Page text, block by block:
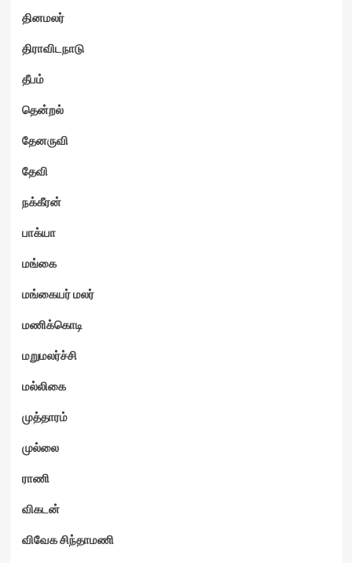
தினமலர்
திராவிடநாடு
தீபம்
தென்றல்
தேனருவி
தேவி
நக்கீரன்
பாக்யா
மங்கை
மங்கையர் மலர்
மணிக்கொடி
மறுமலர்ச்சி
மல்லிகை
முத்தாரம்
முல்லை
ராணி
விகடன்
விவேக சிந்தாமணி